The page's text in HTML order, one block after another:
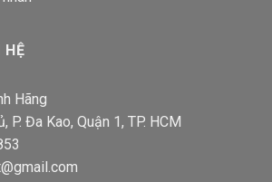
HỆ
Hãng
P. Đa Kao, Quận 1, TP. HCM